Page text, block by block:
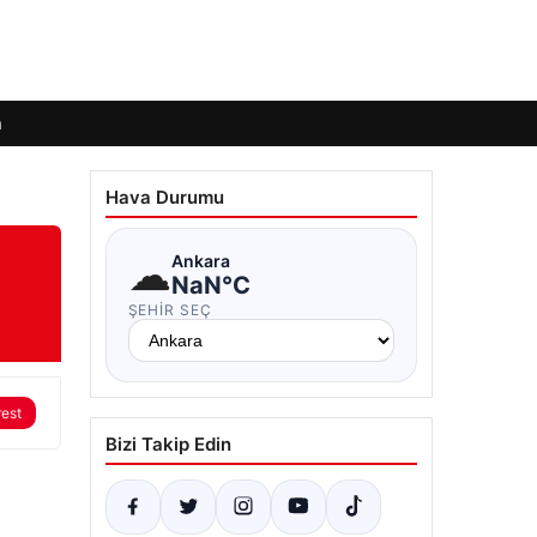
Hava Durumu
☁Ankara
NaN°C
ŞEHIR SEÇ
Bizi Takip Edin